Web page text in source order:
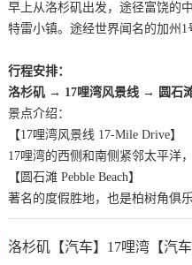
早上从洛杉矶出发，途径富饶的
特雷小镇。途经世界闻名的加州
行程安排：
洛杉矶 → 17哩湾风景线 → 圆石
景点介绍：
【17哩湾风景线 17-Mile Drive】
17哩湾的西侧和南侧紧邻太平洋
【圆石滩 Pebble Beach】
著名的度假胜地，也是柏树角俱
洛杉矶【汽车】17哩湾【汽